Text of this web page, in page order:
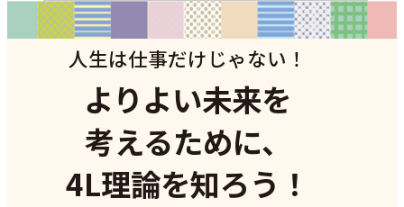
人生は仕事だけじゃない！
よりよい未来を
考えるために、
4L理論を知ろう！